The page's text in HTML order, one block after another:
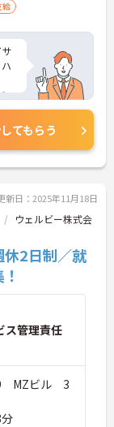
給
高
だ
てもらう
新日：2025年11月18日
ウェルビー株式会
休2日制／就
管理責任
9 MZビル 3